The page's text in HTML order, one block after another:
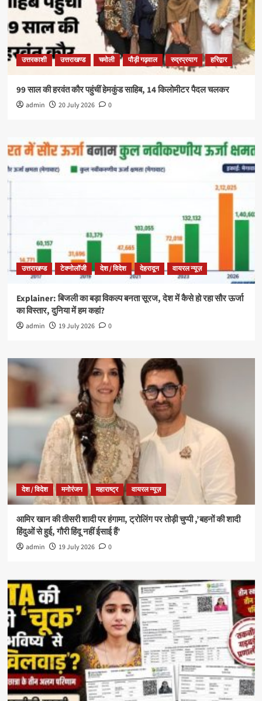
उत्तरकाशी उत्तराखण्ड चमोली पौड़ी गढ़वाल रुद्रप्रयाग हरिद्वार
99 साल की हरवंत कौर पहुंचीं हेमकुंड साहिब, 14 किलोमीटर पैदल चलकर
admin 20 July 2026 0
उत्तराखण्ड टेक्नोलॉजी देश / विदेश देहरादून वायरल न्यूज़
Explainer: बिजली का बड़ा विकल्प बनता सूरज, देश में कैसे हो रहा सौर ऊर्जा
का विस्तार, दुनिया में हम कहां?
admin 19 July 2026 0
देश / विदेश मनोरंजन महाराष्ट्र वायरल न्यूज़
आमिर खान की तीसरी शादी पर हंगामा, ट्रोलिंग पर तोड़ी चुप्पी ,’बहनों की शादी
हिंदुओं से हुई, गौरी हिंदू नहीं ईसाई हैं’
admin 19 July 2026 0